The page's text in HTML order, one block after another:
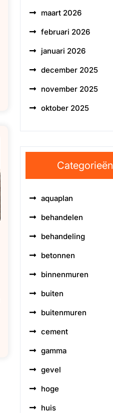
maart 2026
februari 2026
januari 2026
december 2025
november 2025
oktober 2025
Categorieën
aquaplan
behandelen
behandeling
betonnen
binnenmuren
buiten
buitenmuren
cement
gamma
gevel
hoge
huis